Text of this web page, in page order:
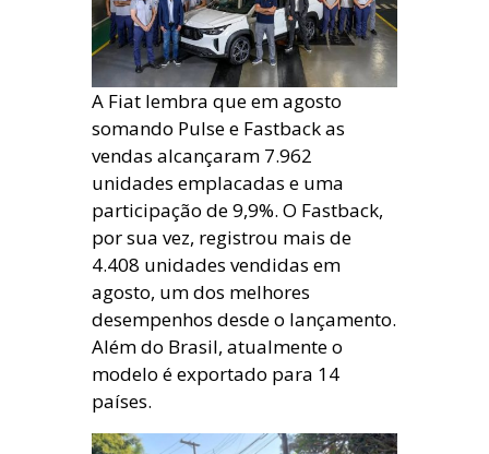
A Fiat lembra que em agosto
somando Pulse e Fastback as
vendas alcançaram 7.962
unidades emplacadas e uma
participação de 9,9%. O Fastback,
por sua vez, registrou mais de
4.408 unidades vendidas em
agosto, um dos melhores
desempenhos desde o lançamento.
Além do Brasil, atualmente o
modelo é exportado para 14
países.